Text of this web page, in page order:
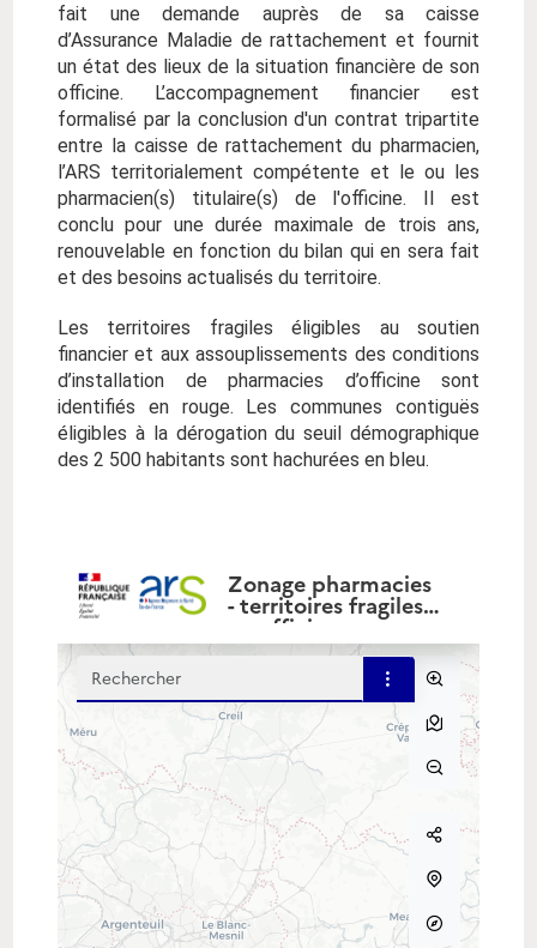
fait une demande auprès de sa caisse
d’Assurance Maladie de rattachement et fournit
un état des lieux de la situation financière de son
officine. L’accompagnement financier est
formalisé par la conclusion d'un contrat tripartite
entre la caisse de rattachement du pharmacien,
l’ARS territorialement compétente et le ou les
pharmacien(s) titulaire(s) de l'officine. Il est
conclu pour une durée maximale de trois ans,
renouvelable en fonction du bilan qui en sera fait
et des besoins actualisés du territoire.
Les territoires fragiles éligibles au soutien
financier et aux assouplissements des conditions
d’installation de pharmacies d’officine sont
identifiés en rouge. Les communes contiguës
éligibles à la dérogation du seuil démographique
des 2 500 habitants sont hachurées en bleu.